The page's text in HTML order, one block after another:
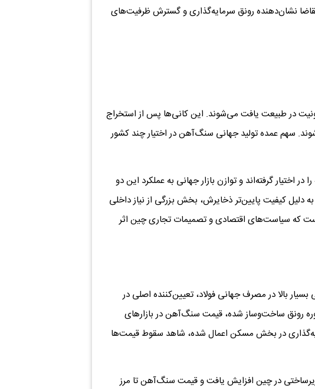
نشان‌دهنده رونق سرمایه‌گذاری و گسترش ظرفیت‌های
در طبیعت یافت می‌شوند. این کانی‌ها پس از استخراج
سهم عمده تولید جهانی سنگ‌آهن در اختیار چند کشور
اختیار گرفته‌اند و توازن بازار جهانی به عملکرد این دو
کیفیت پایین‌تر ذخایرش، بخش بزرگی از نیاز داخلی
که سیاست‌های اقتصادی و تصمیمات تجاری چین اثر
بالا در مصرف جهانی فولاد، تعیین‌کننده اصلی در
رونق ساخت‌وساز شده، قیمت سنگ‌آهن در بازارهای
در بخش مسکن اعمال شده، شاهد سقوط قیمت‌ها
زیرساختی در چین افزایش یافت و قیمت سنگ‌آهن تا مرز